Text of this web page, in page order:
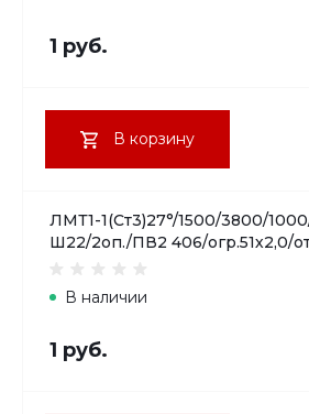
1 руб.
В корзину
ЛМТ1-1(Ст3)27°/1500/3800/
Ш22/2оп./ПВ2 406/огр.51х2,0/
В наличии
1 руб.